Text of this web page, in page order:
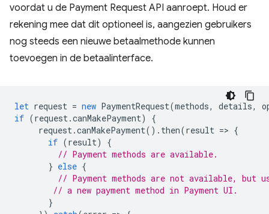
voordat u de Payment Request API aanroept. Houd er
rekening mee dat dit optioneel is, aangezien gebruikers
nog steeds een nieuwe betaalmethode kunnen
toevoegen in de betaalinterface.
let request = new PaymentRequest(methods, details,
if (request.canMakePayment)
{
request.canMakePayment(). then(result => {
if (result)
{
// Payment methods are available.
} else {
// Payment methods are not available, but
// a new payment method in Payment UI.
}